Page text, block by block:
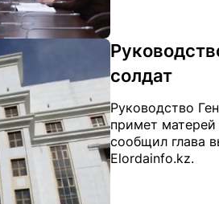
солдат
Руководство
примет
сообщил глава
Elordainfo.kz.